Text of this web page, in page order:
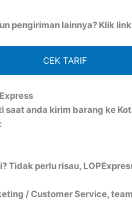
pengiriman lainnya? Klik
CEK TARIF
anda kirim barang ke
perlu risau,
/ Customer Service,